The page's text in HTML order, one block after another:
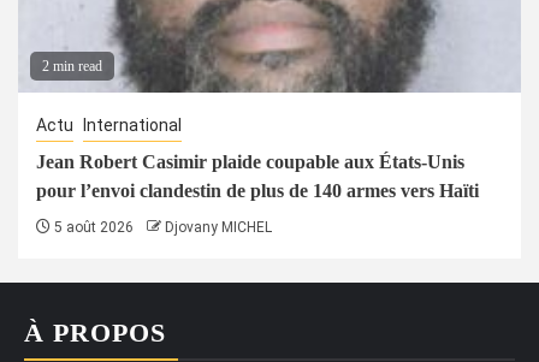
2 min read
Actu International
Jean Robert Casimir plaide coupable aux États-Unis
pour l’envoi clandestin de plus de 140 armes vers Haïti
5 août 2026 Djovany MICHEL
À PROPOS